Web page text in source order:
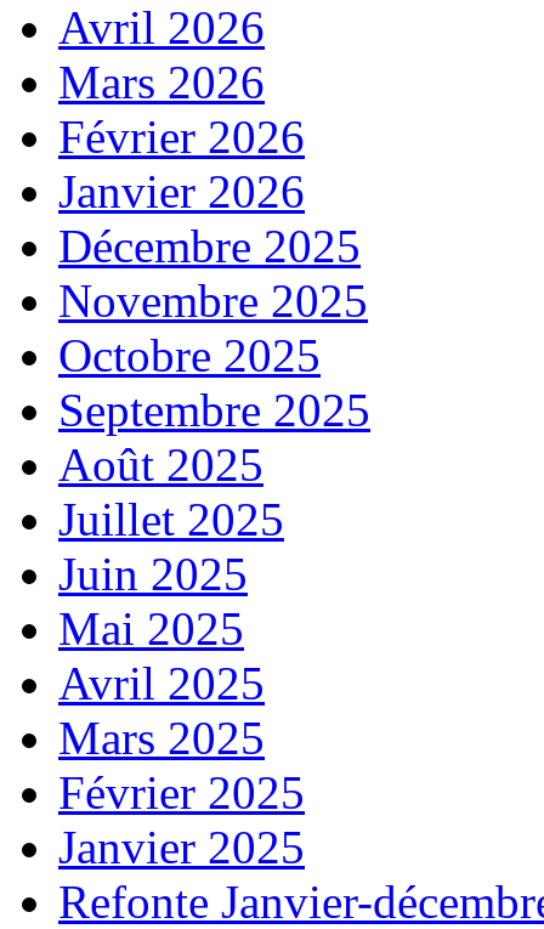
Avril 2026
Mars 2026
Février 2026
Janvier 2026
Décembre 2025
Novembre 2025
Octobre 2025
Septembre 2025
Août 2025
Juillet 2025
Juin 2025
Mai 2025
Avril 2025
Mars 2025
Février 2025
Janvier 2025
Refonte Janvier-